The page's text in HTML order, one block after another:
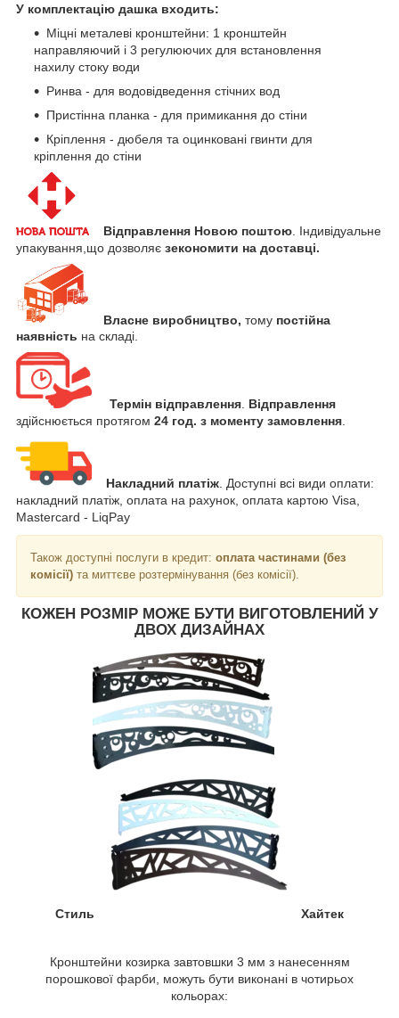
У комплектацію дашка входить:
Міцні металеві кронштейни: 1 кронштейн
направляючий і 3 регулюючих для встановлення
нахилу стоку води
Ринва - для водовідведення стічних вод
Пристінна планка - для примикання до стіни
Кріплення - дюбеля та оцинковані гвинти для
кріплення до стіни
Відправлення Новою поштою . Індивідуальне
упакування,що дозволяє зекономити на доставці.
Власне виробництво, тому постійна
наявність на складі.
Термін відправлення. Відправлення
здійснюється протягом 24 год. з моменту замовлення.
Накладний платіж . Доступні всі види оплати:
накладний платіж, оплата на рахунок, оплата картою Visa,
Mastercard - LiqPay
Також доступні послуги в кредит: оплата частинами (без
комісії) та миттєве розтермінування (без комісії).
КОЖЕН РОЗМІР МОЖЕ БУТИ ВИГОТОВЛЕНИЙ У
ДВОХ ДИЗАЙНАХ
Стиль Хайтек
Кронштейни козирка завтовшки 3 мм з нанесенням
порошкової фарби, можуть бути виконані в чотирьох
кольорах: